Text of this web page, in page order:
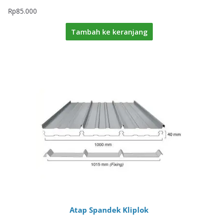
Rp85.000
Tambah ke keranjang
Atap Spandek Kliplok